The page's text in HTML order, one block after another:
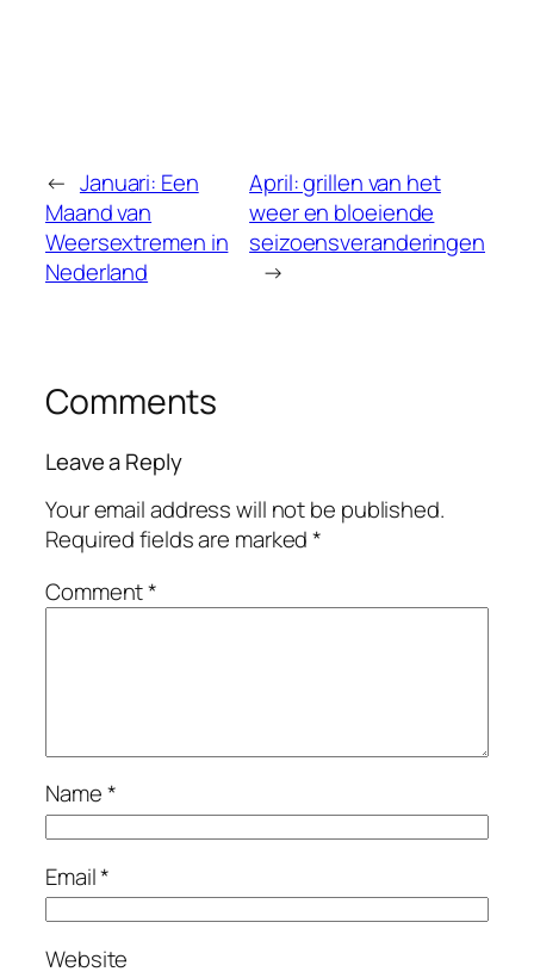
← Januari: Een
Maand van
Weersextremen in
Nederland
April: grillen van het
weer en bloeiende
seizoensveranderingen
→
Comments
Leave a Reply
Your email address will not be published.
Required fields are marked*
Comment*
Name*
Email*
Website